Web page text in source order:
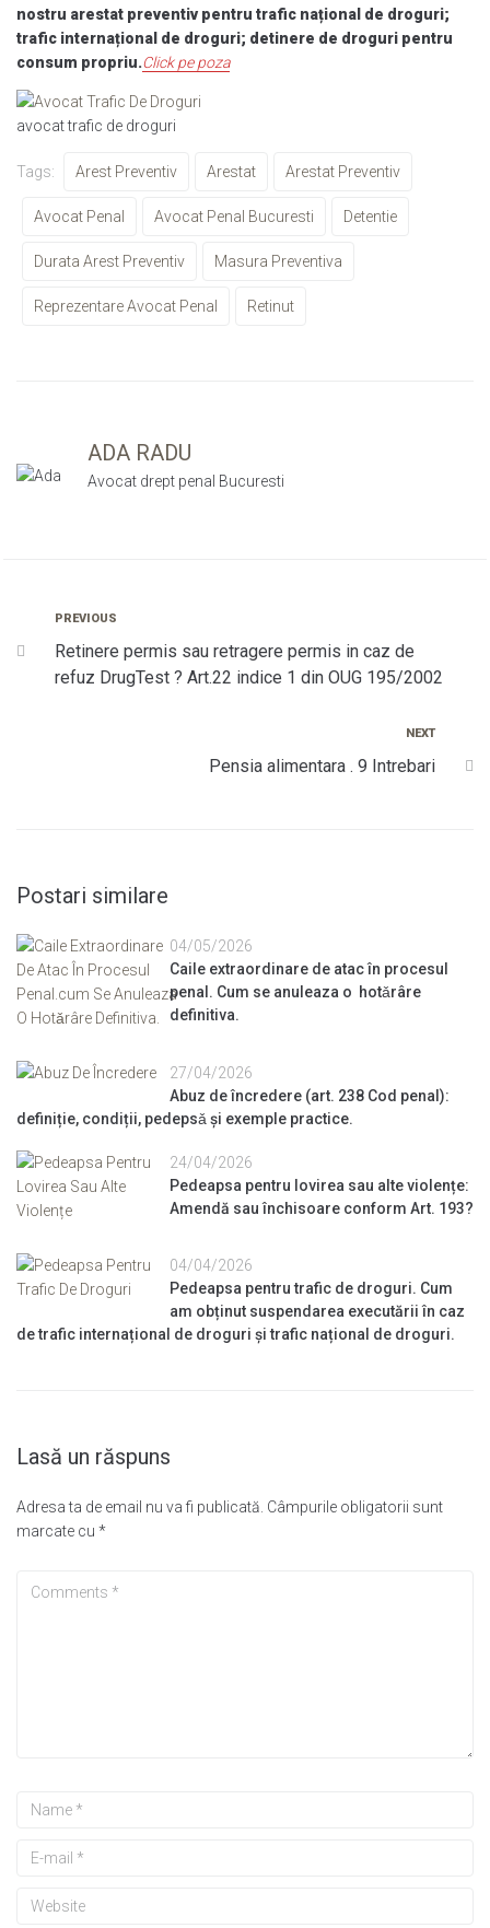
nostru arestat preventiv pentru trafic național de droguri;
trafic internațional de droguri; detinere de droguri pentru
consum propriu.Click pe poza
avocat trafic de droguri
Tags: Arest Preventiv Arestat Arestat Preventiv
Avocat Penal Avocat Penal Bucuresti Detentie
Durata Arest Preventiv Masura Preventiva
Reprezentare Avocat Penal Retinut
ADA RADU
Avocat drept penal Bucuresti
PREVIOUS
Retinere permis sau retragere permis in caz de
refuz DrugTest ? Art.22 indice 1 din OUG 195/2002
NEXT
Pensia alimentara . 9 Intrebari
Postari similare
04/05/2026
Caile extraordinare de atac în procesul
penal. Cum se anuleaza o hotǎrâre
definitiva.
27/04/2026
Abuz de încredere (art. 238 Cod penal):
definiție, condiții, pedepsǎ și exemple practice.
24/04/2026
Pedeapsa pentru lovirea sau alte violențe:
Amendă sau închisoare conform Art. 193?
04/04/2026
Pedeapsa pentru trafic de droguri. Cum
am obținut suspendarea executării în caz
de trafic internațional de droguri și trafic național de droguri.
Lasă un răspuns
Adresa ta de email nu va fi publicată. Câmpurile obligatorii sunt
marcate cu *